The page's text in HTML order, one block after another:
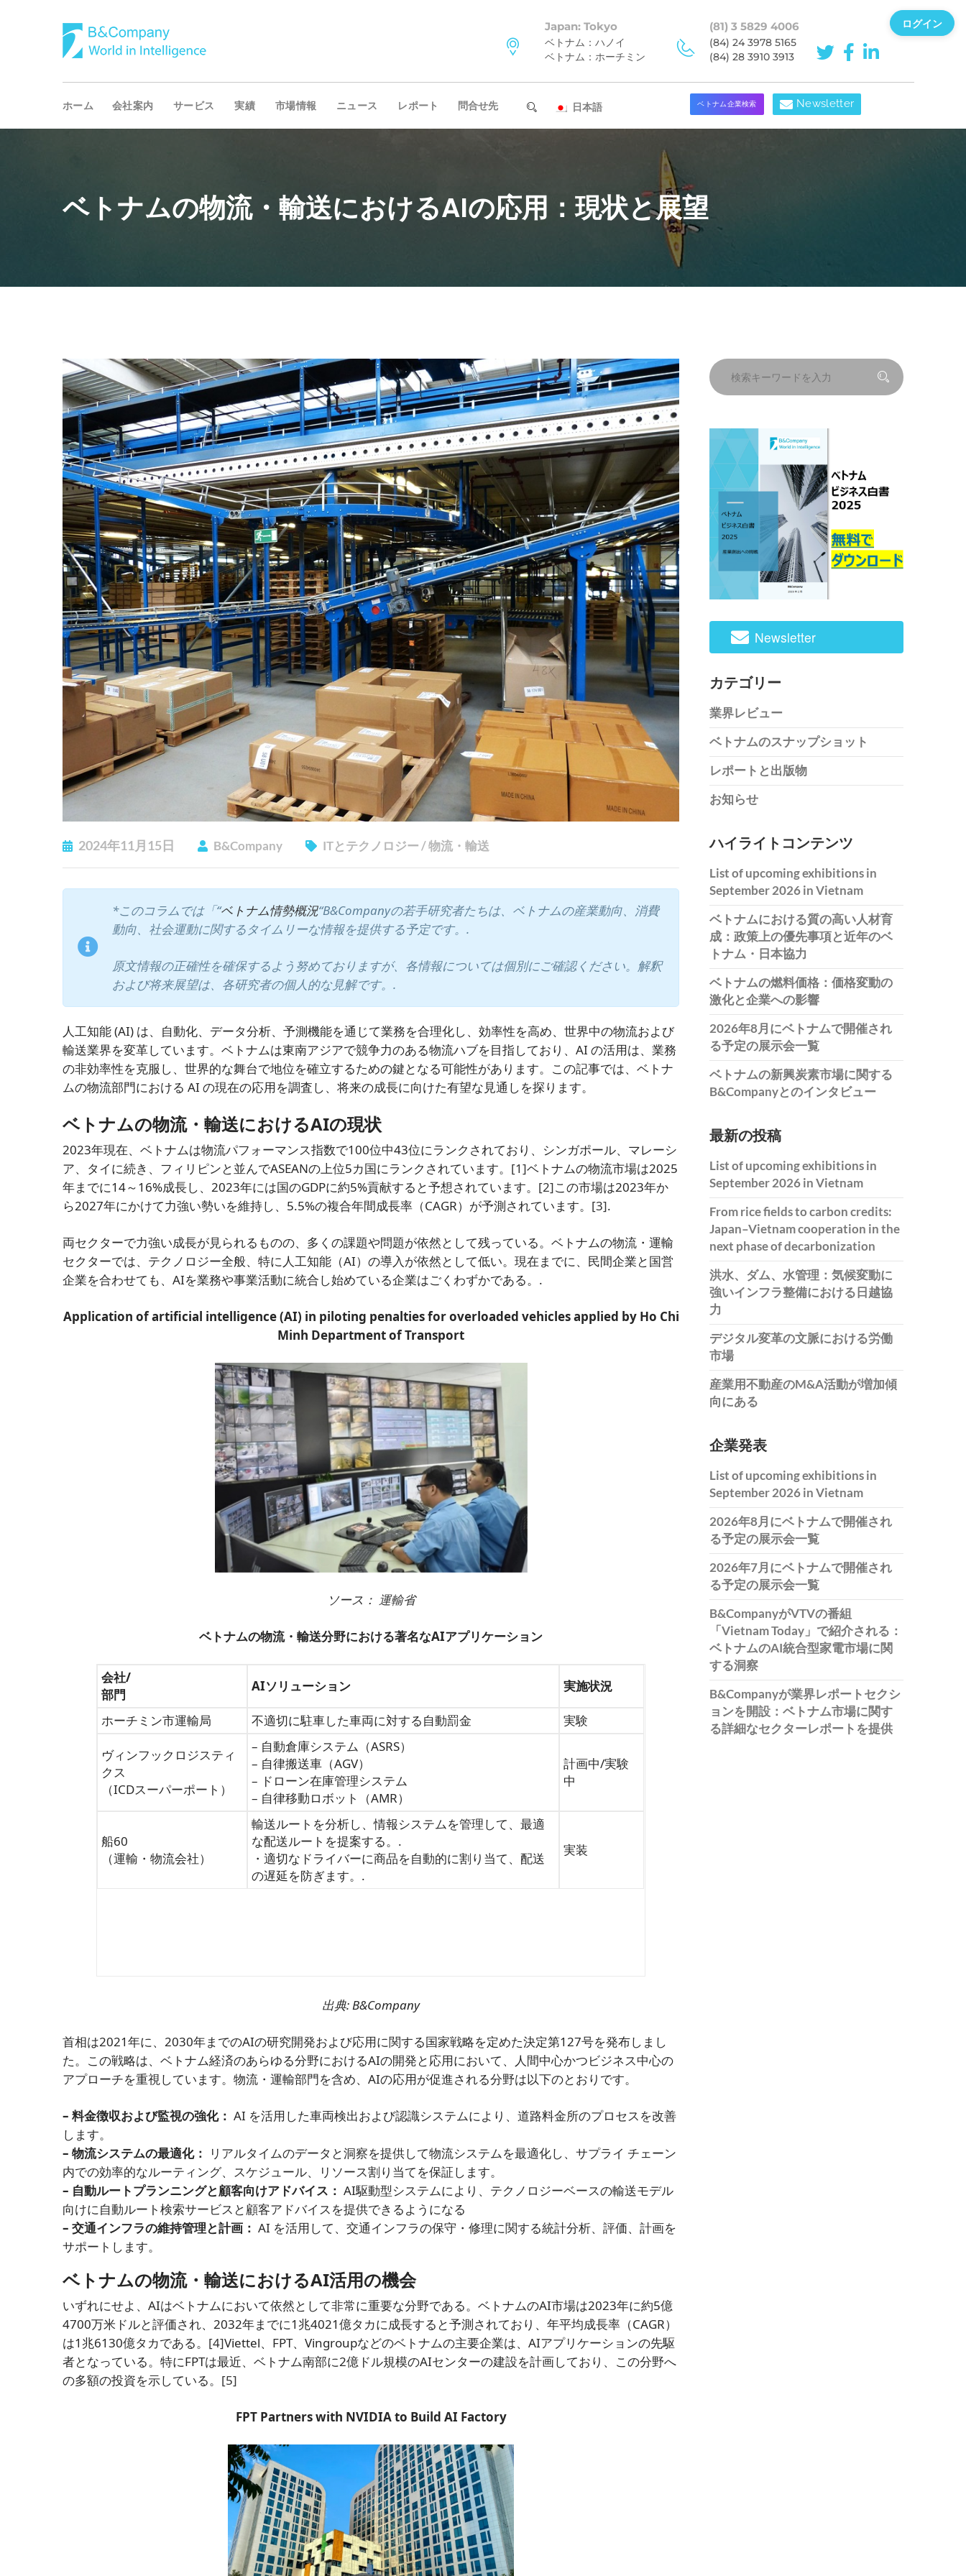
Japan: Tokyo
ベトナム：ハノイ
ベトナム：ホーチミン
(81) 3 5829 4006
(84) 24 3978 5165
(84) 28 3910 3913
ホーム 会社案内 サービス 実績 市場情報 ニュース レポート 問合せ先 日本語 ベトナム企業検索 Newsletter
ベトナムの物流・輸送におけるAIの応用：現状と展望
2024年11月15日 B&Company ITとテクノロジー/物流・輸送
*このコラムでは「“ベトナム情勢概況“B&Companyの若手研究者たちは、ベトナムの産業動向、消費
動向、社会運動に関するタイムリーな情報を提供する予定です。.
原文情報の正確性を確保するよう努めておりますが、各情報については個別にご確認ください。解釈
および将来展望は、各研究者の個人的な見解です。.
人工知能 (AI) は、自動化、データ分析、予測機能を通じて業務を合理化し、効率性を高め、世界中の物流および
輸送業界を変革しています。ベトナムは東南アジアで競争力のある物流ハブを目指しており、AI の活用は、業務
の非効率性を克服し、世界的な舞台で地位を確立するための鍵となる可能性があります。この記事では、ベトナ
ムの物流部門における AI の現在の応用を調査し、将来の成長に向けた有望な見通しを探ります。
ベトナムの物流・輸送におけるAIの現状
2023年現在、ベトナムは物流パフォーマンス指数で100位中43位にランクされており、シンガポール、マレーシ
ア、タイに続き、フィリピンと並んでASEANの上位5カ国にランクされています。 [1]ベトナムの物流市場は2025
年までに14～16%成長し、2023年には国のGDPに約5%貢献すると予想されています。 [2]この市場は2023年か
ら2027年にかけて力強い勢いを維持し、5.5%の複合年間成長率（CAGR）が予測されています。 [3].
両セクターで力強い成長が見られるものの、多くの課題や問題が依然として残っている。ベトナムの物流・運輸
セクターでは、テクノロジー全般、特に人工知能（AI）の導入が依然として低い。現在までに、民間企業と国営
企業を合わせても、AIを業務や事業活動に統合し始めている企業はごくわずかである。.
Application of artificial intelligence (AI) in piloting penalties for overloaded vehicles applied by Ho Chi
Minh Department of Transport
ソース： 運輸省
ベトナムの物流・輸送分野における著名なAIアプリケーション
会社/
部門
AIソリューション 実施状況
ホーチミン市運輸局 不適切に駐車した車両に対する自動罰金 実験
ヴィンフックロジスティ
クス
（ICDスーパーポート）
– 自動倉庫システム（ASRS）
– 自律搬送車（AGV）
– ドローン在庫管理システム
– 自律移動ロボット（AMR）
計画中/実験
中
船60
（運輸・物流会社）
輸送ルートを分析し、情報システムを管理して、最適
な配送ルートを提案する。.
・適切なドライバーに商品を自動的に割り当て、配送
の遅延を防ぎます。.
実装
出典: B&Company
首相は2021年に、2030年までのAIの研究開発および応用に関する国家戦略を定めた決定第127号を発布しまし
た。この戦略は、ベトナム経済のあらゆる分野におけるAIの開発と応用において、人間中心かつビジネス中心の
アプローチを重視しています。物流・運輸部門を含め、AIの応用が促進される分野は以下のとおりです。
– 料金徴収および監視の強化： AI を活用した車両検出および認識システムにより、道路料金所のプロセスを改善
します。
– 物流システムの最適化：
リアルタイムのデータと洞察を提供して物流システムを最適化し、サプライ チェーン
内での効率的なルーティング、スケジュール、リソース割り当てを保証します。
– 自動ルートプランニングと顧客向けアドバイス： AI駆動型システムにより、テクノロジーベースの輸送モデル
向けに自動ルート検索サービスと顧客アドバイスを提供できるようになる
– 交通インフラの維持管理と計画： AI を活用して、交通インフラの保守・修理に関する統計分析、評価、計画を
サポートします。
ベトナムの物流・輸送におけるAI活用の機会
いずれにせよ、AIはベトナムにおいて依然として非常に重要な分野である。ベトナムのAI市場は2023年に約5億
4700万米ドルと評価され、2032年までに1兆4021億タカに成長すると予測されており、年平均成長率（CAGR）
は1兆6130億タカである。 [4]Viettel、FPT、Vingroupなどのベトナムの主要企業は、AIアプリケーションの先駆
者となっている。特にFPTは最近、ベトナム南部に2億ドル規模のAIセンターの建設を計画しており、この分野へ
の多額の投資を示している。 [5]
FPT Partners with NVIDIA to Build AI Factory
Newsletter
カテゴリー
業界レビュー
ベトナムのスナップショット
レポートと出版物
お知らせ
ハイライトコンテンツ
List of upcoming exhibitions in
September 2026 in Vietnam
ベトナムにおける質の高い人材育
成：政策上の優先事項と近年のベ
トナム・日本協力
ベトナムの燃料価格：価格変動の
激化と企業への影響
2026年8月にベトナムで開催され
る予定の展示会一覧
ベトナムの新興炭素市場に関する
B&Companyとのインタビュー
最新の投稿
List of upcoming exhibitions in
September 2026 in Vietnam
From rice fields to carbon credits:
Japan–Vietnam cooperation in the
next phase of decarbonization
洪水、ダム、水管理：気候変動に
強いインフラ整備における日越協
力
デジタル変革の文脈における労働
市場
産業用不動産のM&A活動が増加傾
向にある
企業発表
List of upcoming exhibitions in
September 2026 in Vietnam
2026年8月にベトナムで開催され
る予定の展示会一覧
2026年7月にベトナムで開催され
る予定の展示会一覧
B&CompanyがVTVの番組
「Vietnam Today」で紹介される：
ベトナムのAI統合型家電市場に関
する洞察
B&Companyが業界レポートセクシ
ョンを開設：ベトナム市場に関す
る詳細なセクターレポートを提供
ログイン
ニュースレターを購読する